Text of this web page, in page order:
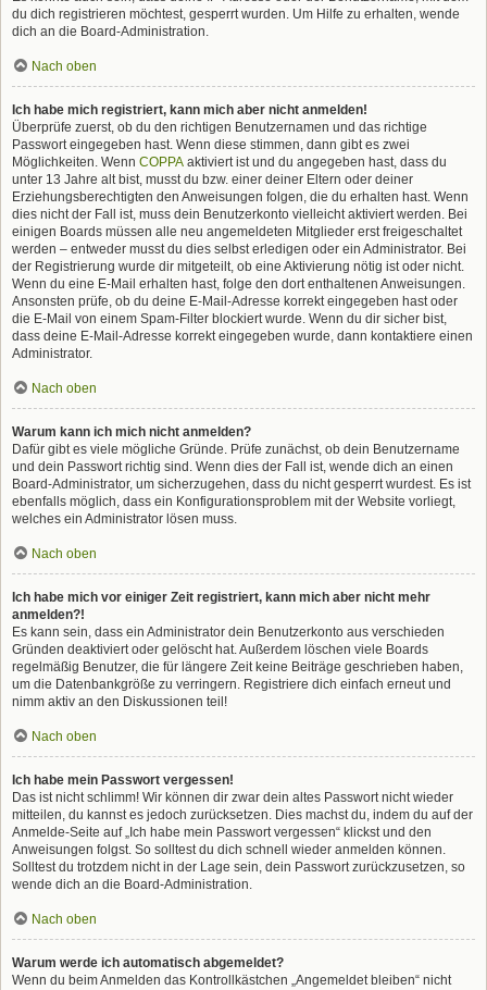
du dich registrieren möchtest, gesperrt wurden. Um Hilfe zu erhalten, wende
dich an die Board-Administration.
Nach oben
Ich habe mich registriert, kann mich aber nicht anmelden!
Überprüfe zuerst, ob du den richtigen Benutzernamen und das richtige
Passwort eingegeben hast. Wenn diese stimmen, dann gibt es zwei
Möglichkeiten. Wenn COPPA aktiviert ist und du angegeben hast, dass du
unter 13 Jahre alt bist, musst du bzw. einer deiner Eltern oder deiner
Erziehungsberechtigten den Anweisungen folgen, die du erhalten hast. Wenn
dies nicht der Fall ist, muss dein Benutzerkonto vielleicht aktiviert werden. Bei
einigen Boards müssen alle neu angemeldeten Mitglieder erst freigeschaltet
werden – entweder musst du dies selbst erledigen oder ein Administrator. Bei
der Registrierung wurde dir mitgeteilt, ob eine Aktivierung nötig ist oder nicht.
Wenn du eine E-Mail erhalten hast, folge den dort enthaltenen Anweisungen.
Ansonsten prüfe, ob du deine E-Mail-Adresse korrekt eingegeben hast oder
die E-Mail von einem Spam-Filter blockiert wurde. Wenn du dir sicher bist,
dass deine E-Mail-Adresse korrekt eingegeben wurde, dann kontaktiere einen
Administrator.
Nach oben
Warum kann ich mich nicht anmelden?
Dafür gibt es viele mögliche Gründe. Prüfe zunächst, ob dein Benutzername
und dein Passwort richtig sind. Wenn dies der Fall ist, wende dich an einen
Board-Administrator, um sicherzugehen, dass du nicht gesperrt wurdest. Es ist
ebenfalls möglich, dass ein Konfigurationsproblem mit der Website vorliegt,
welches ein Administrator lösen muss.
Nach oben
Ich habe mich vor einiger Zeit registriert, kann mich aber nicht mehr
anmelden?!
Es kann sein, dass ein Administrator dein Benutzerkonto aus verschieden
Gründen deaktiviert oder gelöscht hat. Außerdem löschen viele Boards
regelmäßig Benutzer, die für längere Zeit keine Beiträge geschrieben haben,
um die Datenbankgröße zu verringern. Registriere dich einfach erneut und
nimm aktiv an den Diskussionen teil!
Nach oben
Ich habe mein Passwort vergessen!
Das ist nicht schlimm! Wir können dir zwar dein altes Passwort nicht wieder
mitteilen, du kannst es jedoch zurücksetzen. Dies machst du, indem du auf der
Anmelde-Seite auf „Ich habe mein Passwort vergessen“ klickst und den
Anweisungen folgst. So solltest du dich schnell wieder anmelden können.
Solltest du trotzdem nicht in der Lage sein, dein Passwort zurückzusetzen, so
wende dich an die Board-Administration.
Nach oben
Warum werde ich automatisch abgemeldet?
Wenn du beim Anmelden das Kontrollkästchen „Angemeldet bleiben“ nicht